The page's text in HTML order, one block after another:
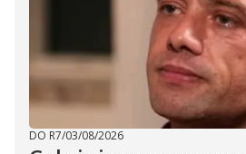
DO R7/03/08/2026